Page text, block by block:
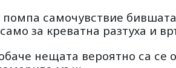
помпа самочувствие
за креватна разтуха и
нещата вероятно са